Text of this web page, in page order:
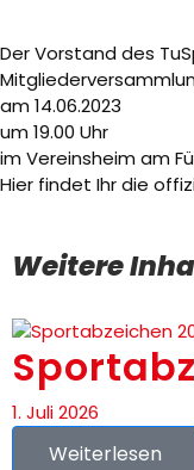
Tennis
Der Vorstand des
am 14.06.2023
um 19.00 Uhr
im Vereinsheim am
Hier findet Ihr die
Weitere
1. Juli 2026
Weiterlesen